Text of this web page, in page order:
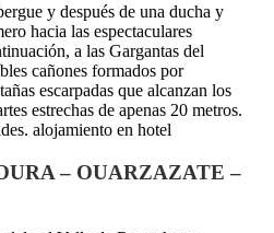
y después de una ducha y
hacia las espectaculares
a las Gargantas del
cañones formados por
escarpadas que alcanzan los
estrechas de apenas 20 metros.
alojamiento en hotel
– OUARZAZATE –